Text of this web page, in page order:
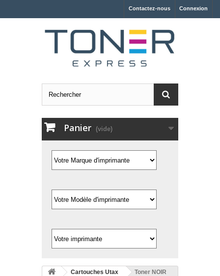
Connexion
Contactez-nous
Panier (vide)
Cartouches Utax
Toner NOIR